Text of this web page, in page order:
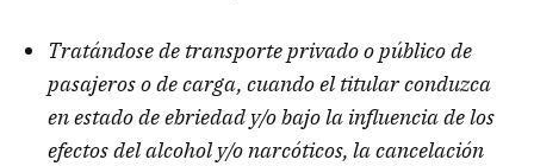
Tratándose de transporte privado o público de
pasajeros o de carga, cuando el titular conduzca
en estado de ebriedad y/o bajo la influencia de los
efectos del alcohol y/o narcóticos, la cancelación